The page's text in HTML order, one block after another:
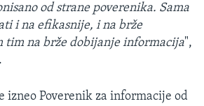
od strane poverenika. Sama
i na efikasnije, i na brže
tim na brže dobijanje informacija",
izneo Poverenik za informacije od